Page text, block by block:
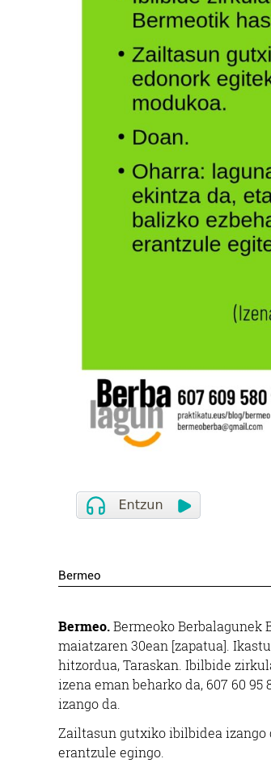
Bermeo
Bermeo.Bermeoko
maiatzaren 30ean [zapatua].
hitzordua, Taraskan. Ibilbide
izena eman beharko da, 607 60
izango da.
Zailtasun gutxiko ibilbidea izango
erantzule egingo.